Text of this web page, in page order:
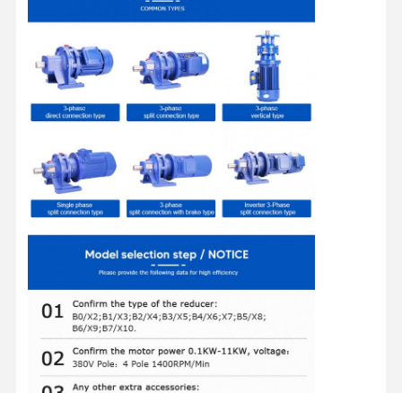
연락처
모든 케이스
지금 챗팅하
세요
크레인 바퀴
와이어 로프 드럼
크레인 후크
엔드 캐리지